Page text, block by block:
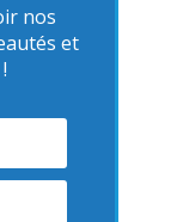
nos
et